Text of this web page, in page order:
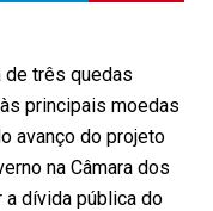
de três quedas
principais moedas
avanço do projeto
na Câmara dos
a dívida pública do